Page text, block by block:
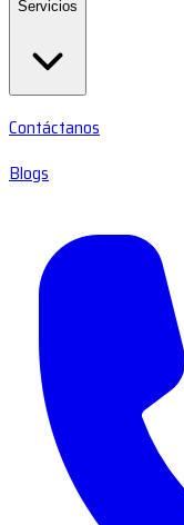
Servicios
Contáctanos
Blogs